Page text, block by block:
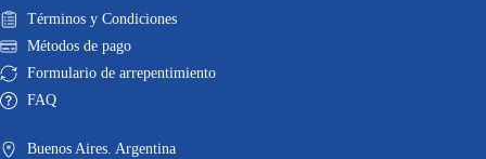
Términos y Condiciones
Métodos de pago
Formulario de arrepentimiento
FAQ
Buenos Aires. Argentina